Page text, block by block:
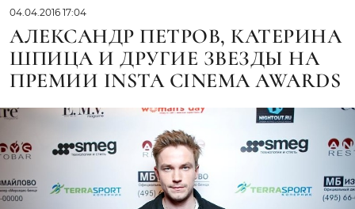
04.04.2016 17:04
АЛЕКСАНДР ПЕТРОВ, КАТЕРИНА
ШПИЦА И ДРУГИЕ ЗВЕЗДЫ НА
ПРЕМИИ INSTA CINEMA AWARDS